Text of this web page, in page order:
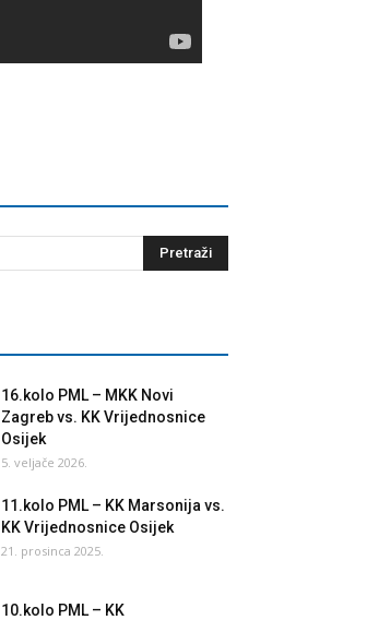
16.kolo PML – MKK Novi
Zagreb vs. KK Vrijednosnice
Osijek
5. veljače 2026.
11.kolo PML – KK Marsonija vs.
KK Vrijednosnice Osijek
21. prosinca 2025.
10.kolo PML – KK